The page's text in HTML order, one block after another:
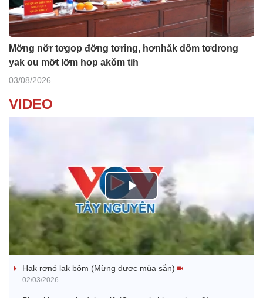
Mơ̆ng nơ̆r tơgop đơ̆ng tơring, hơnhăk dôm tơdrong
yak ou mơ̆t lơ̆m hop akŏm tih
03/08/2026
VIDEO
P
a
Nhớ bạn
Hak rơnó lak bôm (Mừng được mùa sắn)
02/03/2026